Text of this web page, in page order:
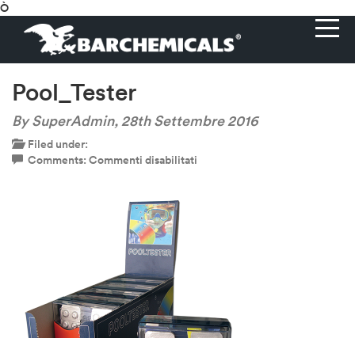
Ò
Pool_Tester
By SuperAdmin,28th Settembre 2016
Filed under:
Comments: Commenti disabilitati